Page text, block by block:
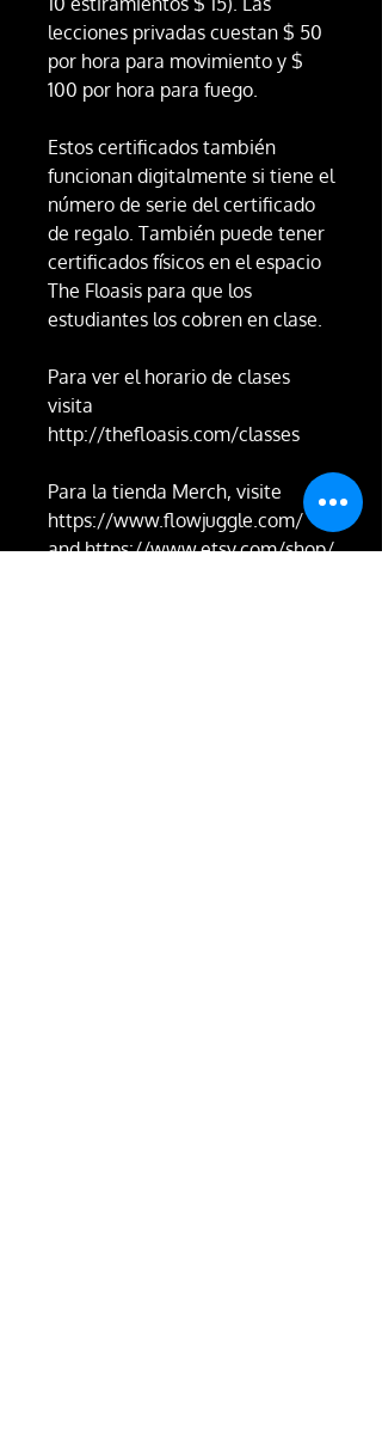
lecciones privadas cuestan $ 50
por hora para movimiento y $
100 por hora para fuego.
Estos certificados también
funcionan digitalmente si tiene el
número de serie del certificado
de regalo. También puede tener
certificados físicos en el espacio
The Floasis para que los
estudiantes los cobren en clase.
Para ver el horario de clases
visita
http://thefloasis.com/classes
Para la tienda Merch, visite
https://www.flowjuggle.com/
and https://www.etsy.com/shop/